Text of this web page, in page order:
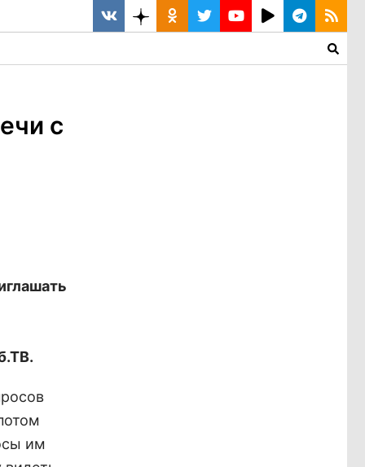
с
им